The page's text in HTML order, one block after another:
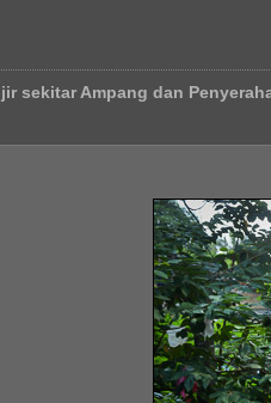
sekitar Ampang dan